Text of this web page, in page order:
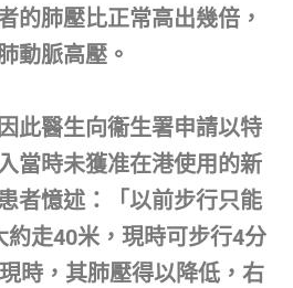
的肺壓比正常高出幾倍，
動脈高壓。
此醫生向衞生署申請以特
當時未獲准在港使用的新
者憶述：「以前步行只能
走40米，現時可步行4分
時，其肺壓得以降低，右